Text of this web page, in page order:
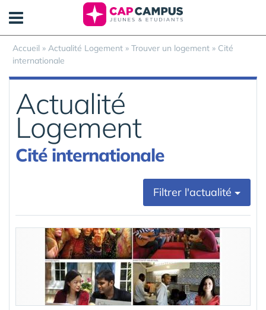
Accueil » Actualité Logement » Trouver un logement » Cité
internationale
Actualité
Logement
Cité internationale
Filtrer l'actualité
Panneau de gestion des cookies